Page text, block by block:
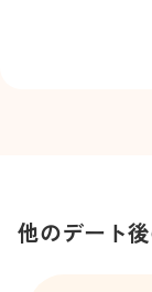
他のデート